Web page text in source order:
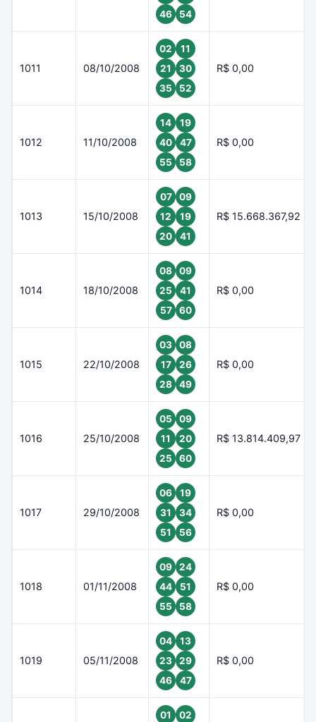
46
54
1011 08/10/2008
02
11
21
30
35
52
R$ 0,00
1012 11/10/2008
14
19
40
47
55
58
R$ 0,00
1013 15/10/2008
07
09
12
19
20
41
R$ 15.668.367,92
1014 18/10/2008
08
09
25
41
57
60
R$ 0,00
1015 22/10/2008
03
08
17
26
28
49
R$ 0,00
1016 25/10/2008
05
09
11
20
25
60
R$ 13.814.409,97
1017 29/10/2008
06
19
31
34
51
56
R$ 0,00
1018 01/11/2008
09
24
44
51
55
58
R$ 0,00
1019 05/11/2008
04
13
23
29
46
47
R$ 0,00
01
02